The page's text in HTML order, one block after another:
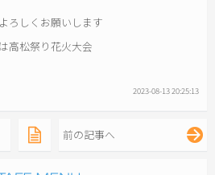
ろしくお願いします
高松祭り花火大会
2023-08-13 20:25:13
前の記事へ